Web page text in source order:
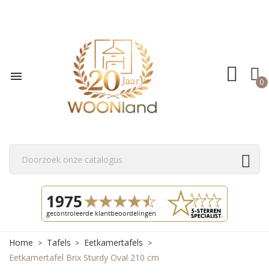
 0
Home Tafels
Eetkamertafels
Eetkamertafel Brix Sturdy Oval 210 cm